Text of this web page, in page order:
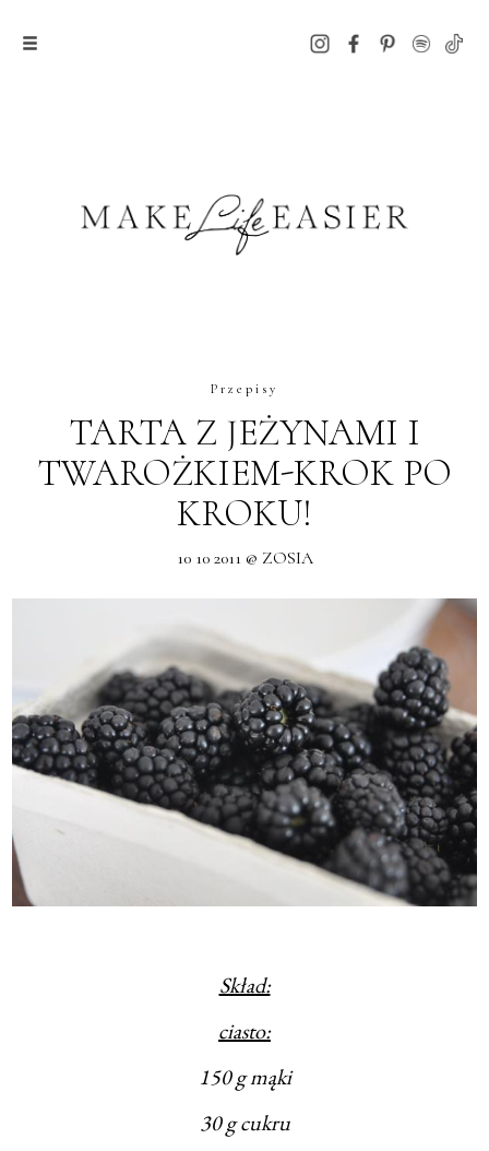
Przepisy
TARTA Z JEŻYNAMI I
TWAROŻKIEM-KROK PO
KROKU!
10 10 2011 @ ZOSIA
Skład:
ciasto:
150 g mąki
30 g cukru